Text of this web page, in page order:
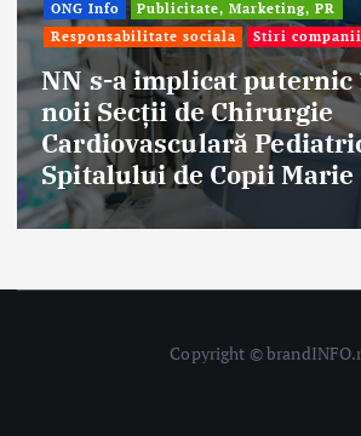
Afaceri & Economie
Publicitate,
Stiri companii
Eternal Beauty, fondată
aniversat 30 de ani în
frumuseții
Copyright ©